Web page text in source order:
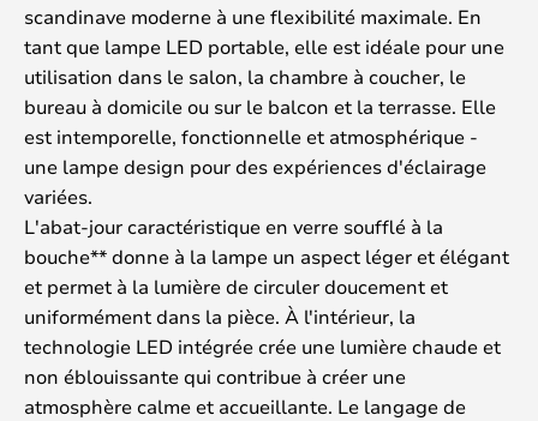
scandinave moderne à une flexibilité maximale. En
tant que lampe LED portable, elle est idéale pour une
utilisation dans le salon, la chambre à coucher, le
bureau à domicile ou sur le balcon et la terrasse. Elle
est intemporelle, fonctionnelle et atmosphérique -
une lampe design pour des expériences d'éclairage
variées.
L'abat-jour caractéristique en verre soufflé à la
bouche** donne à la lampe un aspect léger et élégant
et permet à la lumière de circuler doucement et
uniformément dans la pièce. À l'intérieur, la
technologie LED intégrée crée une lumière chaude et
non éblouissante qui contribue à créer une
atmosphère calme et accueillante. Le langage de